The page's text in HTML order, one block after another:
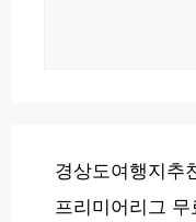
경상도여행지추
프리미어리그